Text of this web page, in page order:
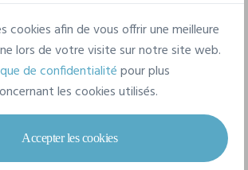
cookies afin de vous offrir une meilleure
lors de votre visite sur notre site web.
de confidentialitépour plus
les cookies utilisés.
Accepter les cookies